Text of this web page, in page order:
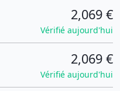
2,069 €
Vérifié aujourd'hui
2,069 €
Vérifié aujourd'hui